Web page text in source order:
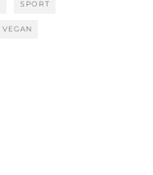
SPORT
VEGAN